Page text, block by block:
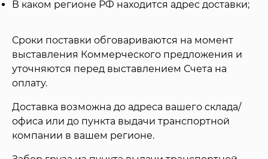
В каком регионе РФ находится адрес доставки;
Сроки поставки обговариваются на момент
выставления Коммерческого предложения и
уточняются перед выставлением Счета на
оплату.
Доставка возможна до адреса вашего склада/
офиса или до пункта выдачи транспортной
компании в вашем регионе.